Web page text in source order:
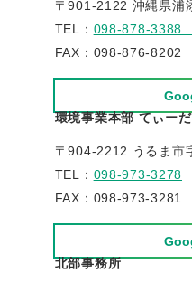
〒901-2122 沖縄県浦
TEL： 098-878-3388
FAX：098-876-8202
環境事業本部 てぃーだ
〒904-2212 うるま市
TEL： 098-973-3278
FAX：098-973-3281
北部事務所